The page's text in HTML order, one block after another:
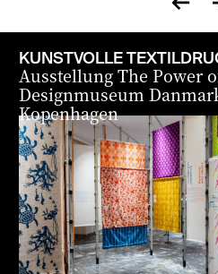
KUNSTVOLLE
Ausstellung The Power
Designmuseum
Kopenhagen